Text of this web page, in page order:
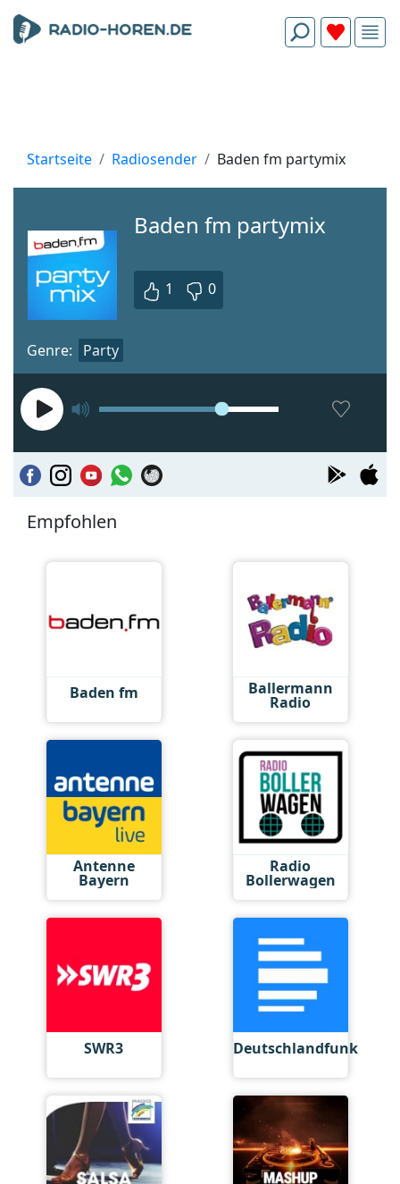
Startseite Radiosender Baden fm partymix
Baden fm partymix
1 0
Genre: Party
Empfohlen
Baden fm Ballermann
Radio
Antenne
Bayern
Radio
Bollerwagen
SWR3 Deutschlandfunk